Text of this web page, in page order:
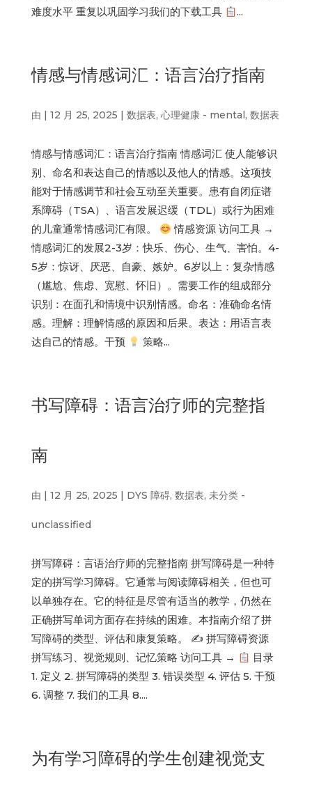
难度水平 重复以巩固学习我们的下载工具
...
情感与情感词汇：语言治疗指南
由 | 12 月 25, 2025 | 数据表, 心理健康 - mental, 数据表
情感与情感词汇：语言治疗指南 情感词汇 使人能够识
别、命名和表达自己的情感以及他人的情感。这项技
能对于情感调节和社会互动至关重要。患有自闭症谱
系障碍（TSA）、语言发展迟缓（TDL）或行为困难
的儿童通常情感词汇有限。
情感资源 访问工具 →
情感词汇的发展2-3岁：快乐、伤心、生气、害怕。4-
5岁：惊讶、厌恶、自豪、嫉妒。6岁以上：复杂情感
（尴尬、焦虑、宽慰、怀旧）。需要工作的组成部分
识别：在面孔和情境中识别情感。命名：准确命名情
感。理解：理解情感的原因和后果。表达：用语言表
达自己的情感。干预
策略...
书写障碍：语言治疗师的完整指
南
由 | 12 月 25, 2025 | DYS 障碍, 数据表, 未分类 -
unclassified
拼写障碍：言语治疗师的完整指南 拼写障碍是一种特
定的拼写学习障碍。它通常与阅读障碍相关，但也可
以单独存在。它的特征是尽管有适当的教学，仍然在
正确拼写单词方面存在持续的困难。本指南介绍了拼
写障碍的类型、评估和康复策略。 ✍ 拼写障碍资源
拼写练习、视觉规则、记忆策略 访问工具 →
目录
1. 定义 2. 拼写障碍的类型 3. 错误类型 4. 评估 5. 干预
6. 调整 7. 我们的工具 8....
为有学习障碍的学生创建视觉支